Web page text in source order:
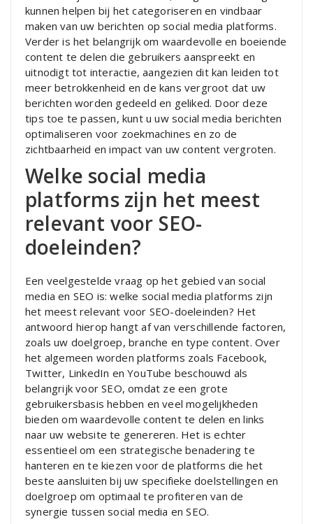
kunnen helpen bij het categoriseren en vindbaar
maken van uw berichten op social media platforms.
Verder is het belangrijk om waardevolle en boeiende
content te delen die gebruikers aanspreekt en
uitnodigt tot interactie, aangezien dit kan leiden tot
meer betrokkenheid en de kans vergroot dat uw
berichten worden gedeeld en geliked. Door deze
tips toe te passen, kunt u uw social media berichten
optimaliseren voor zoekmachines en zo de
zichtbaarheid en impact van uw content vergroten.
Welke social media
platforms zijn het meest
relevant voor SEO-
doeleinden?
Een veelgestelde vraag op het gebied van social
media en SEO is: welke social media platforms zijn
het meest relevant voor SEO-doeleinden? Het
antwoord hierop hangt af van verschillende factoren,
zoals uw doelgroep, branche en type content. Over
het algemeen worden platforms zoals Facebook,
Twitter, LinkedIn en YouTube beschouwd als
belangrijk voor SEO, omdat ze een grote
gebruikersbasis hebben en veel mogelijkheden
bieden om waardevolle content te delen en links
naar uw website te genereren. Het is echter
essentieel om een strategische benadering te
hanteren en te kiezen voor de platforms die het
beste aansluiten bij uw specifieke doelstellingen en
doelgroep om optimaal te profiteren van de
synergie tussen social media en SEO.